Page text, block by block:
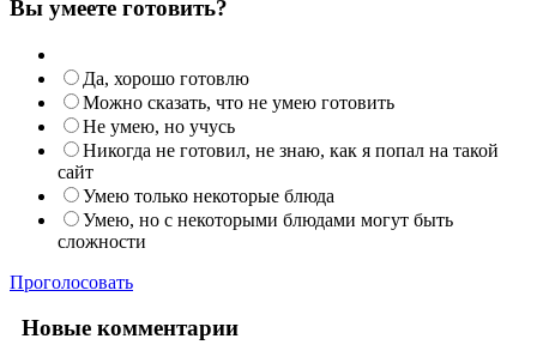
Вы умеете готовить?
Да, хорошо готовлю
Можно сказать, что не умею готовить
Не умею, но учусь
Никогда не готовил, не знаю, как я попал на такой
сайт
Умею только некоторые блюда
Умею, но с некоторыми блюдами могут быть
сложности
Проголосовать
Новые комментарии